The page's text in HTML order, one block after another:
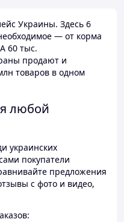
Украины. Здесь 6
— от корма
60 тыс.
продают и
товаров в одном
любой
украинских
покупатели
предложения
с фото и видео,